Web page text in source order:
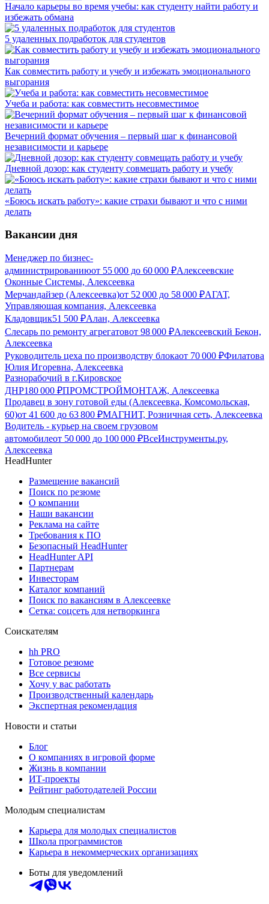
Начало карьеры во время учебы: как студенту найти работу и
избежать обмана
5 удаленных подработок для студентов
Как совместить работу и учебу и избежать эмоционального
выгорания
Учеба и работа: как совместить несовместимое
Вечерний формат обучения – первый шаг к финансовой
независимости и карьере
Дневной дозор: как студенту совмещать работу и учебу
«Боюсь искать работу»: какие страхи бывают и что с ними
делать
Вакансии дня
Менеджер по бизнес-
администрированиюот 55 000 до 60 000 ₽Алексеевские
Оконные Системы, Алексеевка
Мерчандайзер (Алексеевка)от 52 000 до 58 000 ₽АГАТ,
Управляющая компания, Алексеевка
Кладовщик51 500 ₽Алан, Алексеевка
Слесарь по ремонту агрегатовот 98 000 ₽Алексеевский Бекон,
Алексеевка
Руководитель цеха по производству блокаот 70 000 ₽Филатова
Юлия Игоревна, Алексеевка
Разнорабочий в г.Кировское
ДНР180 000 ₽ПРОМСТРОЙМОНТАЖ, Алексеевка
Продавец в зону готовой еды (Алексеевка, Комсомольская,
60)от 41 600 до 63 800 ₽МАГНИТ, Розничная сеть, Алексеевка
Водитель - курьер на своем грузовом
автомобилеот 50 000 до 100 000 ₽ВсеИнструменты.ру,
Алексеевка
HeadHunter
Размещение вакансий
Поиск по резюме
О компании
Наши вакансии
Реклама на сайте
Требования к ПО
Безопасный HeadHunter
HeadHunter API
Партнерам
Инвесторам
Каталог компаний
Поиск по вакансиям в Алексеевке
Сетка: соцсеть для нетворкинга
Соискателям
hh PRO
Готовое резюме
Все сервисы
Хочу у вас работать
Производственный календарь
Экспертная рекомендация
Новости и статьи
Блог
О компаниях в игровой форме
Жизнь в компании
ИТ-проекты
Рейтинг работодателей России
Молодым специалистам
Карьера для молодых специалистов
Школа программистов
Карьера в некоммерческих организациях
Боты для уведомлений